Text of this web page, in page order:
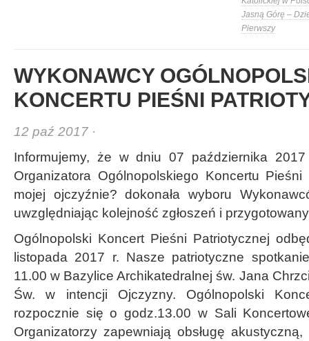
Jasną Górę –
Pierwszy
WYKONAWCY
KONCERTU PIEŚNI
12 paź 2017 ·
Informujemy, że w dniu 07 października
Organizatora Ogólnopolskiego Koncertu
mojej ojczyźnie? dokonała wyboru
uwzględniając kolejność zgłoszeń i
Ogólnopolski Koncert Pieśni Patriotycznej
listopada 2017 r. Nasze patriotyczne
11.00 w Bazylice Archikatedralnej św. Jana
Św. w intencji Ojczyzny. Ogólnopolski
rozpocznie się o godz.13.00 w Sali
Organizatorzy zapewniają obsługę